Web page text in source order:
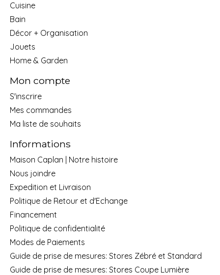
Cuisine
Bain
Décor + Organisation
Jouets
Home & Garden
Mon compte
S'inscrire
Mes commandes
Ma liste de souhaits
Informations
Maison Caplan | Notre histoire
Nous joindre
Expedition et Livraison
Politique de Retour et d'Echange
Financement
Politique de confidentialité
Modes de Paiements
Guide de prise de mesures: Stores Zébré et Standard
Guide de prise de mesures: Stores Coupe Lumière